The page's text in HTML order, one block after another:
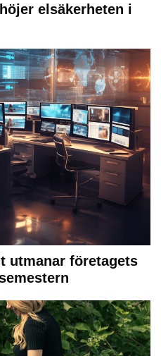
elsäkerheten i
utmanar företagets